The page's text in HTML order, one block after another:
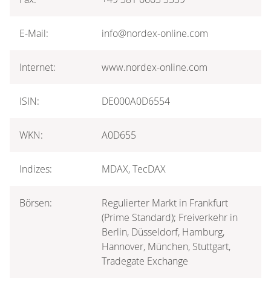
E-Mail: info@nordex-online.com
Internet: www.nordex-online.com
ISIN: DE000A0D6554
WKN: A0D655
Indizes: MDAX, TecDAX
Börsen:
Regulierter Markt in Frankfurt
(Prime Standard); Freiverkehr in
Berlin, Düsseldorf, Hamburg,
Hannover, München, Stuttgart,
Tradegate Exchange